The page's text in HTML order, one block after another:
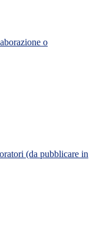
o
(da pubblicare in